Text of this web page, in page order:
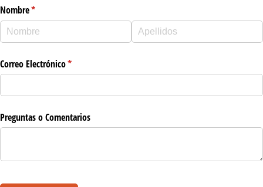
Nombre*
(necesario)
Correo Electrónico*
(necesario)
Preguntas o Comentarios